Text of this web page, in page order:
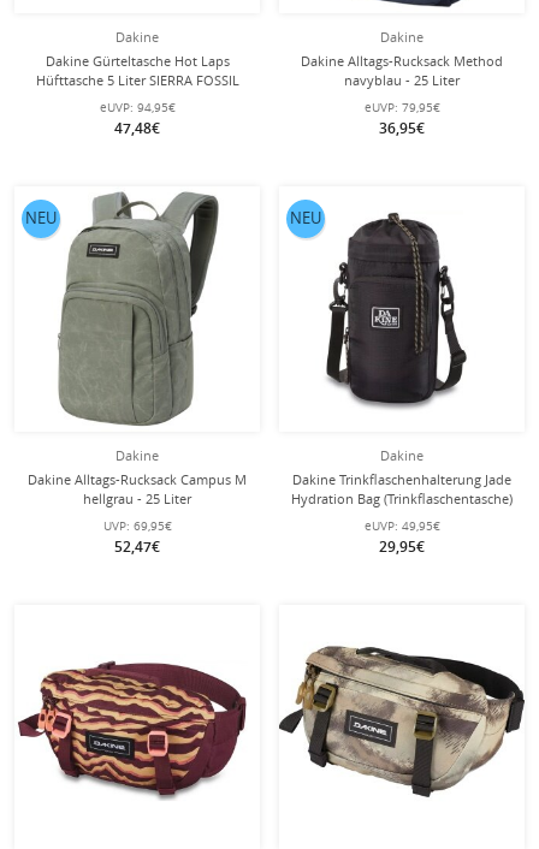
Dakine
Dakine Gürteltasche Hot Laps
Hüfttasche 5 Liter SIERRA FOSSIL
braun
eUVP: 94,95€
47,48€
Dakine
Dakine Alltags-Rucksack Method
navyblau - 25 Liter
eUVP: 79,95€
36,95€
Dakine
Dakine Alltags-Rucksack Campus M
hellgrau - 25 Liter
UVP: 69,95€
52,47€
NEU
Dakine
Dakine Trinkflaschenhalterung Jade
Hydration Bag (Trinkflaschentasche)
18x12x29cm schwarz
eUVP: 49,95€
29,95€
NEU